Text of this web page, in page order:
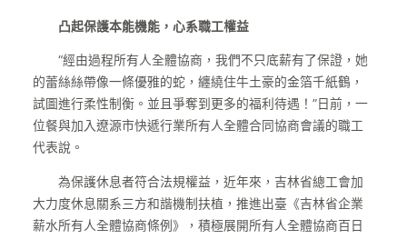
凸起保護本能機能，心系職工權益
“經由過程所有人全體協商，我們不只底薪有了保證，她
的蕾絲絲帶像一條優雅的蛇，纏繞住牛土豪的金箔千紙鶴，
試圖進行柔性制衡。並且爭奪到更多的福利待遇！”日前，一
位餐與加入遼源市快遞行業所有人全體合同協商會議的職工
代表說。
為保護休息者符合法規權益，近年來，吉林省總工會加
大力度休息關系三方和諧機制扶植，推進出臺《吉林省企業
薪水所有人全體協商條例》，積極展開所有人全體協商百日